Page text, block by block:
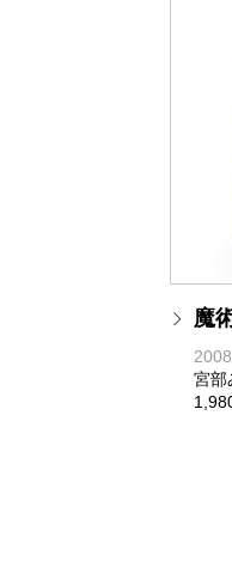
魔
宮部